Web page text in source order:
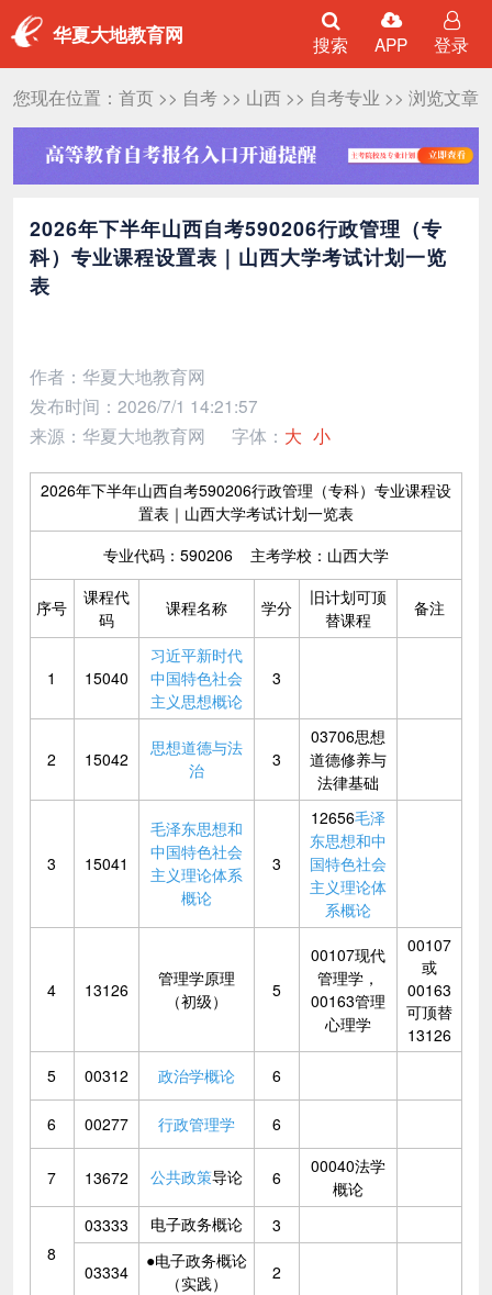
华夏大地教育网 搜索 APP 登录
您现在位置： 首页>> 自考>> 山西>> 自考专业 >> 浏览文章
2026年下半年山西自考590206行政管理（专
科）专业课程设置表｜山西大学考试计划一览
表
作者：华夏大地教育网
发布时间：2026/7/1 14:21:57
来源：华夏大地教育网
字体： 大 小
2026年下半年山西自考590206行政管理（专科）专业课程设
置表｜山西大学考试计划一览表
专业代码：590206 主考学校：山西大学
序号
课程代
码
课程名称 学分
旧计划可顶
替课程
备注
1 15040
习近平新时代
中国特色社会
主义思想概论
3
2 15042
思想道德与法
治
3
03706思想
道德修养与
法律基础
3 15041
毛泽东思想和
中国特色社会
主义理论体系
概论
3
12656毛泽
东思想和中
国特色社会
主义理论体
系概论
4 13126
管理学原理
（初级）
5
00107现代
管理学，
00163管理
心理学
00107
或
00163
可顶替
13126
5
00312 政治学概论 6
6 00277 行政管理学 6
7 13672 公共政策导论 6
00040法学
概论
8
03333 电子政务概论 3
03334
●电子政务概论
（实践）
2